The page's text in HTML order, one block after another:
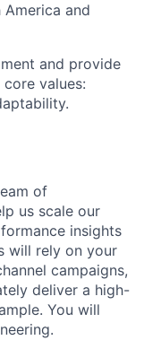
and
and provide
values:
of
us scale our
insights
will rely on your
campaigns,
deliver a high-
You will